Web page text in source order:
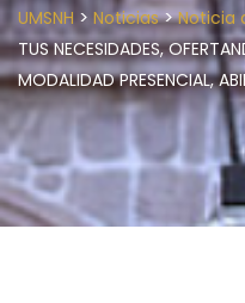
UMSNH > Noticias>Noticia
TUS NECESIDADES,
MODALIDAD PRESENCIAL,